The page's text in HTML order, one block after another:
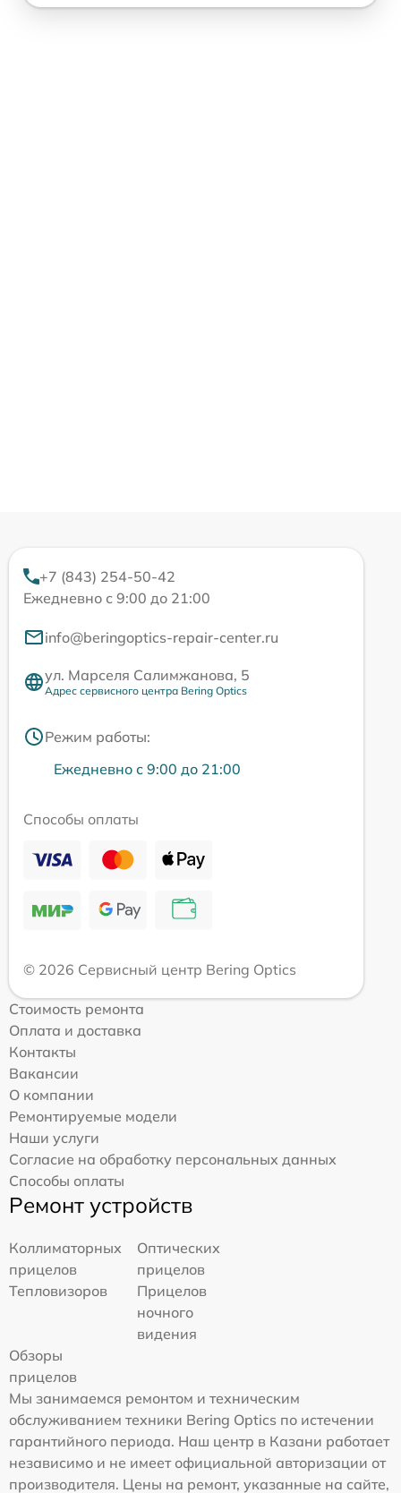
+7 (843) 254-50-42
Ежедневно с 9:00 до 21:00
info@beringoptics-repair-center.ru
ул. Марселя Салимжанова, 5
Адрес сервисного центра Bering Optics
Режим работы:
Ежедневно с 9:00 до 21:00
Способы оплаты
© 2026 Сервисный центр Bering Optics
Стоимость ремонта
Оплата и доставка
Контакты
Вакансии
О компании
Ремонтируемые модели
Наши услуги
Согласие на обработку персональных данных
Способы оплаты
Ремонт устройств
Коллиматорных
прицелов
Оптических
прицелов
Тепловизоров
Прицелов
ночного
видения
Обзоры
прицелов
Мы занимаемся ремонтом и техническим
обслуживанием техники Bering Optics по истечении
гарантийного периода. Наш центр в Казани работает
независимо и не имеет официальной авторизации от
производителя. Цены на ремонт, указанные на сайте,